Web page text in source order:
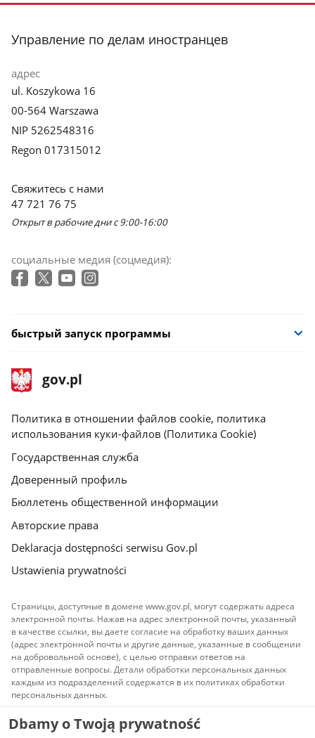
stopka
Управление по делам иностранцев
адрес
ul. Koszykowa 16
00-564 Warszawa
NIP 5262548316
Regon 017315012
Свяжитесь с нами
47 721 76 75
Открыт в рабочие дни с 9:00-16:00
социальные медия (соцмедия):
быстрый запуск программы
stopka
gov.pl
Главная
gov.pl
gov.pl
Политика в отношении файлов cookie, политика
использования куки-файлов (Политика Cookie)
Государственная служба
Доверенный профиль
Бюллетень общественной информации
Авторские права
Deklaracja dostępności serwisu Gov.pl
Ustawienia prywatności
Страницы, доступные в домене www.gov.pl, могут содержать адреса
электронной почты. Нажав на адрес электронной почты, указанный
в качестве ссылки, вы даете согласие на обработку ваших данных
(адрес электронной почты и другие данные, указанные в сообщении
на добровольной основе), с целью отправки ответов на
отправленные вопросы. Детали обработки персональных данных
каждым из подразделений содержатся в их политиках обработки
персональных данных.
Весь контент, публикуемый на сайте, доступен по
лицензииАтрибуция Creative Commons 3.0 PL
Dbamy o Twoją prywatność